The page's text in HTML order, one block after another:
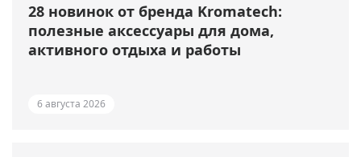
28 новинок от бренда Kromatech:
полезные аксессуары для дома,
активного отдыха и работы
6 августа 2026